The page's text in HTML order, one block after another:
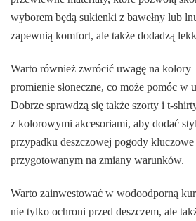
wyborem będą sukienki z bawełny lub
zapewnią komfort, ale także dodadzą
Warto również zwrócić uwagę na kolory
promienie słoneczne, co może pomóc w
Dobrze sprawdzą się także szorty i t-
z kolorowymi akcesoriami, aby dodać
przypadku deszczowej pogody
przygotowanym na zmiany warunków.
Warto zainwestować w wodoodporną
nie tylko ochroni przed deszczem, ale